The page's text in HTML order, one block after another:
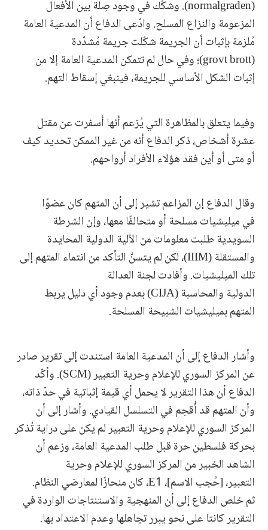
(normalgraden). وشكّك في وجود صِلة بين الأفعال
المزعومة والنزاع المسلح. وادّعى الدفاع أن المدعية العامة
مُلزمة بإثبات أن الجريمة شكّلت جريمة مُشدّدة
(grovt brott)؛ وفي حال لم تتمكن المدعية العامة إلا من
إثبات الشكل الأساسي للجريمة، فينبغي إسقاط التهم.
وفيما يتعلق بالمظاهرة التي يُزعم أنها أسفرت عن مقتل
عشرة أشخاص، ذكر الدفاع أنه من غير الممكن تحديد كيف
أو متى أو أين فقد هؤلاء الأفراد أرواحهم.
وقال الدفاع إن المزاعم تشير إلى أن المتهم كان عضوًا
في ميليشيات مسلحة أو متحالفًا معها، وإن الشرطة
السويدية طلبت معلومات من الآلية الدولية المحايدة
والمستقلة (IIIM)، لكن لم يتسنَّ التأكد من انتماء المتهم إلى
تلك الميليشيات. وأفادت لجنة العدالة
الدولية والمحاسبة (CIJA) بعدم وجود أي دليل يربط
المتهم بميليشيات الشبيحة المسلحة.
وأشار الدفاع إلى أن المدعية العامة استندت إلى تقرير صادر
عن المركز السوري للإعلام وحرية التعبير (SCM). وأكّد
الدفاع أن هذا التقرير لا يحمل أي قيمة إثباتية في حدّ ذاته،
وأن المتهم قد أُقحِم في التسلسل القيادي. وأشار إلى أن
المركز السوري للإعلام وحرية التعبير لم يكن على دراية تُذكر
بحركة فلسطين حرة قبل طلب المدعية العامة، وزعم أن
الشاهد الخبير من المركز السوري للإعلام وحرية
التعبير، [حُجب الاسم]، E1، كان منحازًا لمعارضي النظام.
ثم خلص الدفاع إلى أن المنهجية والاستنتاجات الواردة في
التقرير كانتا على نحو يبرر تجاهلها وعدم الاعتداد بها.